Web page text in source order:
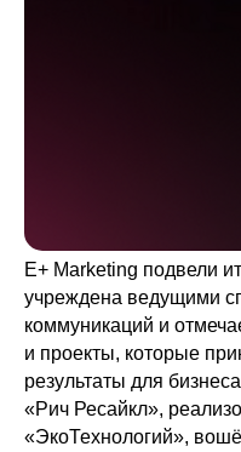
E+ Marketing подвели
учреждена ведущими
коммуникаций и
и проекты, которые
результаты для
«Рич Ресайкл»,
«ЭкоТехнологий»,